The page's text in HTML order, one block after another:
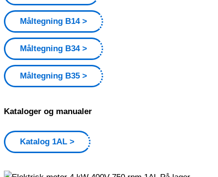
Måltegning B14
Måltegning B34
Måltegning B35
Kataloger og manualer
Katalog 1AL